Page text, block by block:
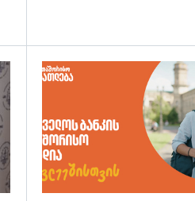
გადახედვა